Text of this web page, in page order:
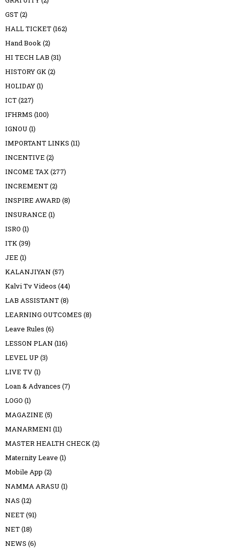
GST(2)
HALL TICKET(162)
Hand Book(2)
HI TECH LAB (31)
HISTORY GK(2)
HOLIDAY(1)
ICT(227)
IFHRMS (100)
IGNOU (1)
IMPORTANT LINKS (11)
INCENTIVE (2)
INCOME TAX(277)
INCREMENT(2)
INSPIRE AWARD (8)
INSURANCE (1)
ISRO (1)
ITK(39)
JEE (1)
KALANJIYAN (57)
Kalvi Tv Videos (44)
LAB ASSISTANT(8)
LEARNING OUTCOMES (8)
Leave Rules (6)
LESSON PLAN (116)
LEVEL UP (3)
LIVE TV(1)
Loan & Advances (7)
LOGO (1)
MAGAZINE (5)
MANARMENI (11)
MASTER HEALTH CHECK(2)
Maternity Leave (1)
Mobile App (2)
NAMMA ARASU (1)
NAS (12)
NEET(91)
NET(18)
NEWS (6)